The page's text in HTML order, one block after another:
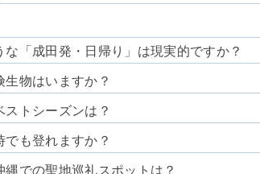
な「成田発・日帰り」は現実的ですか？
生物はいますか？
ストシーズンは？
でも登れますか？
縄での聖地巡礼スポットは？